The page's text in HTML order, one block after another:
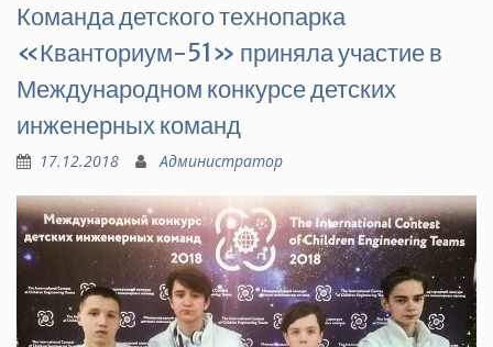
Команда детского технопарка
«Кванториум-51» приняла участие в
Международном конкурсе детских
инженерных команд
17.12.2018 Администратор